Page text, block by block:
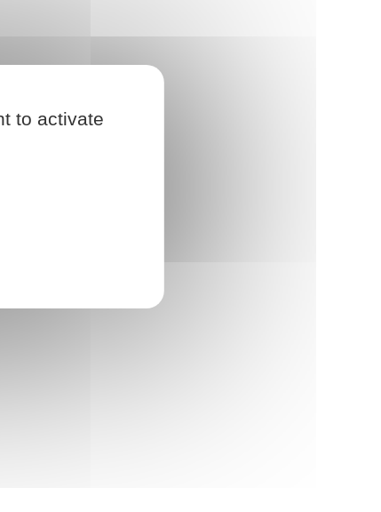
to activate